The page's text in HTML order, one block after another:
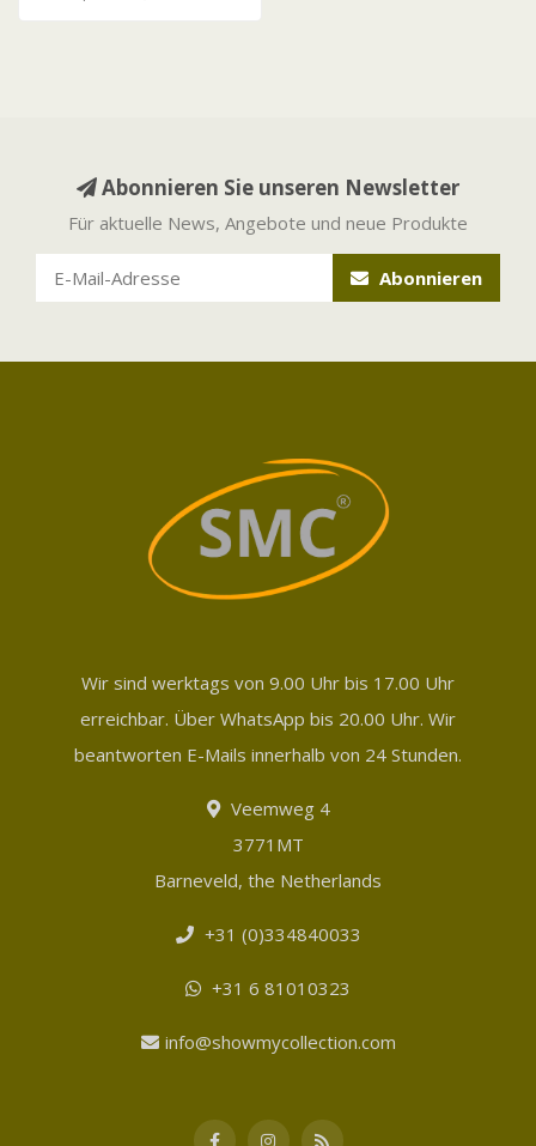
Abonnieren Sie unseren Newsletter
Für aktuelle News, Angebote und neue Produkte
Abonnieren
Wir sind werktags von 9.00 Uhr bis 17.00 Uhr
erreichbar. Über WhatsApp bis 20.00 Uhr. Wir
beantworten E-Mails innerhalb von 24 Stunden.
Veemweg 4
3771MT
Barneveld, the Netherlands
+31 (0)334840033
+31 6 81010323
info@showmycollection.com